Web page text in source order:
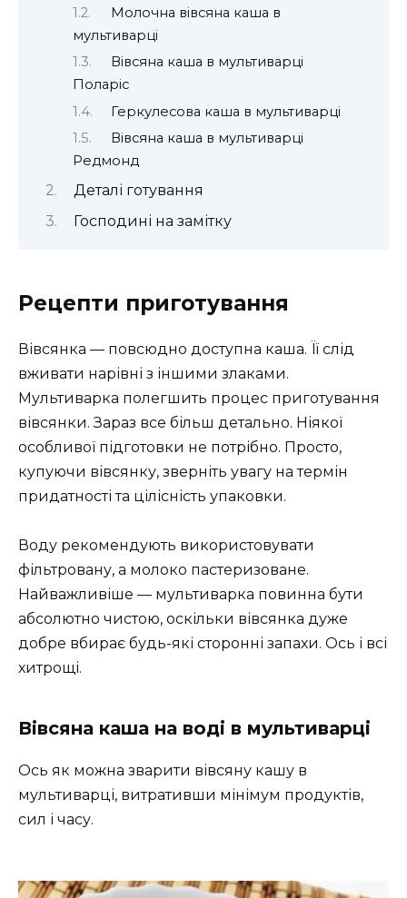
Молочна вівсяна каша в
мультиварці
Вівсяна каша в мультиварці
Поларіс
Геркулесова каша в мультиварці
Вівсяна каша в мультиварці
Редмонд
Деталі готування
Господині на замітку
Рецепти приготування
Вівсянка — повсюдно доступна каша. Її слід
вживати нарівні з іншими злаками.
Мультиварка полегшить процес приготування
вівсянки. Зараз все більш детально. Ніякої
особливої підготовки не потрібно. Просто,
купуючи вівсянку, зверніть увагу на термін
придатності та цілісність упаковки.
Воду рекомендують використовувати
фільтровану, а молоко пастеризоване.
Найважливіше — мультиварка повинна бути
абсолютно чистою, оскільки вівсянка дуже
добре вбирає будь-які сторонні запахи. Ось і всі
хитрощі.
Вівсяна каша на воді в мультиварці
Ось як можна зварити вівсяну кашу в
мультиварці, витративши мінімум продуктів,
сил і часу.